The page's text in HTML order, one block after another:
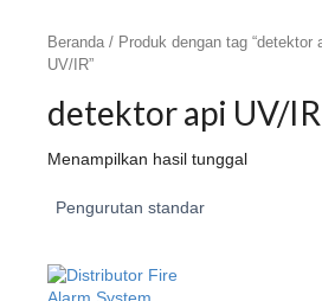
Beranda / Produk dengan tag “detektor
UV/IR”
detektor api UV/IR
Menampilkan hasil tunggal